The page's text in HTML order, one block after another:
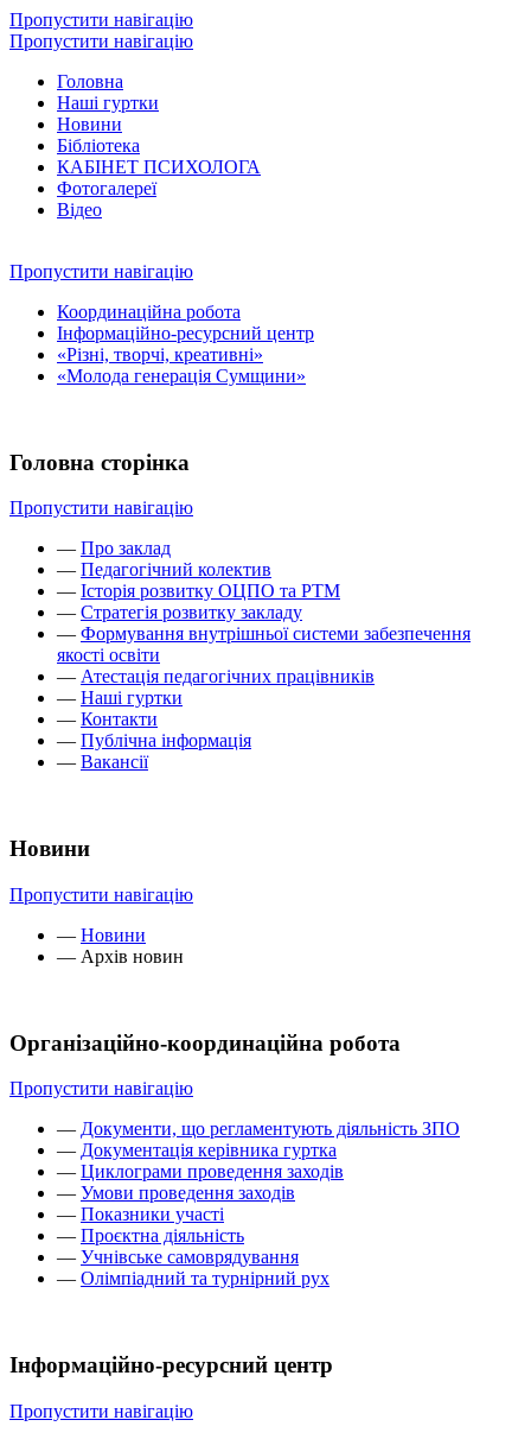
Пропустити навігацію
Пропустити навігацію
Головна
Наші гуртки
Новини
Бібліотека
КАБІНЕТ ПСИХОЛОГА
Фотогалереї
Відео
Пропустити навігацію
Координаційна робота
Інформаційно-ресурсний центр
«Різні, творчі, креативні»
«Молода генерація Сумщини»
Головна сторінка
Пропустити навігацію
— Про заклад
— Педагогічний колектив
— Історія розвитку ОЦПО та РТМ
— Стратегія розвитку закладу
— Формування внутрішньої системи забезпечення
якості освіти
— Атестація педагогічних працівників
— Наші гуртки
— Контакти
— Публічна інформація
— Вакансії
Новини
Пропустити навігацію
— Новини
— Архів новин
Організаційно-координаційна робота
Пропустити навігацію
— Документи, що регламентують діяльність ЗПО
— Документація керівника гуртка
— Циклограми проведення заходів
— Умови проведення заходів
— Показники участі
— Проєктна діяльність
— Учнівське самоврядування
— Олімпіадний та турнірний рух
Інформаційно-ресурсний центр
Пропустити навігацію